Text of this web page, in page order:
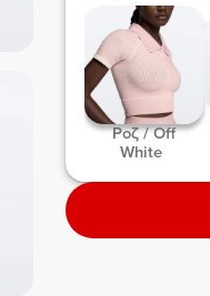
Ροζ / Off
White